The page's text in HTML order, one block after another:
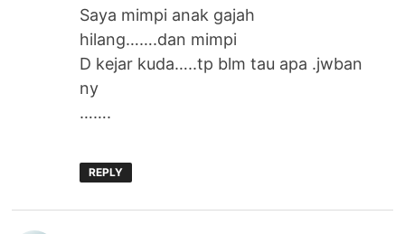
Saya mimpi anak gajah
hilang…….dan mimpi
D kejar kuda…..tp blm tau apa .jwban
ny
…….
REPLY